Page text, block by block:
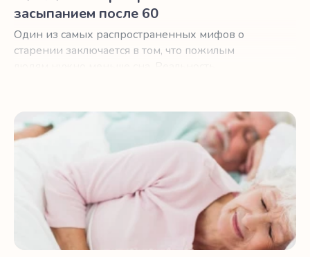
засыпанием после 60
Один из самых распространенных мифов о
старении заключается в том, что пожилым
Как лучше спать после 60, используя солнечный свет